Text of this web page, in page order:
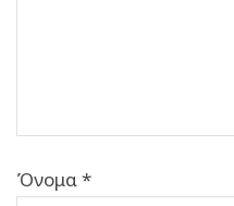
Όνομα*